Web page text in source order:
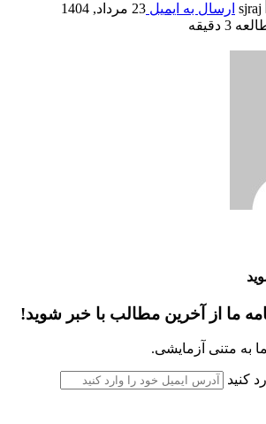
sjraj ارسال به ایمیل 23 مرداد, 1404
دقیقه
ما از آخرین مطالب با خبر شوید!
به متنی آزمایشی.
کنید